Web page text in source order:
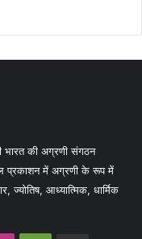
भारत की अग्रणी संगठन
प्रकाशन में अग्रणी के रूप में
ज्योतिष, आध्यात्मिक, धार्मिक